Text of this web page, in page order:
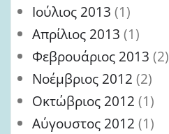
Ιούλιος 2013 (1)
Απρίλιος 2013 (1)
Φεβρουάριος 2013 (2)
Νοέμβριος 2012 (2)
Οκτώβριος 2012 (1)
Αύγουστος 2012 (1)